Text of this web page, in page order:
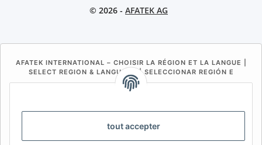
tout accepter
© 2026 - AFATEK AG
AFATEK INTERNATIONAL – CHOISIR LA RÉGION ET LA LANGUE |
SELECT REGION & LANGUAGE | SELECCIONAR REGIÓN E
IDIOMA
BE (NL) BE (FR)